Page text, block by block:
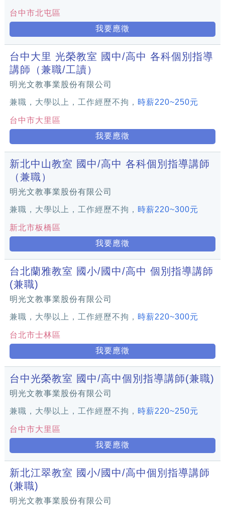
台中市北屯區
我要應徵
台中大里 光榮教室 國中/高中 各科個別指導
講師（兼職/工讀）
明光文教事業股份有限公司
兼職，大學以上，工作經歷不拘， 時薪220~250元
台中市大里區
我要應徵
新北中山教室 國中/高中 各科個別指導講師
（兼職）
明光文教事業股份有限公司
兼職，大學以上，工作經歷不拘， 時薪220~300元
新北市板橋區
我要應徵
台北蘭雅教室 國小/國中/高中 個別指導講師
(兼職)
明光文教事業股份有限公司
兼職，大學以上，工作經歷不拘， 時薪220~300元
台北市士林區
我要應徵
台中光榮教室 國中/高中個別指導講師(兼職)
明光文教事業股份有限公司
兼職，大學以上，工作經歷不拘， 時薪220~250元
台中市大里區
我要應徵
新北江翠教室 國小/國中/高中個別指導講師
(兼職)
明光文教事業股份有限公司